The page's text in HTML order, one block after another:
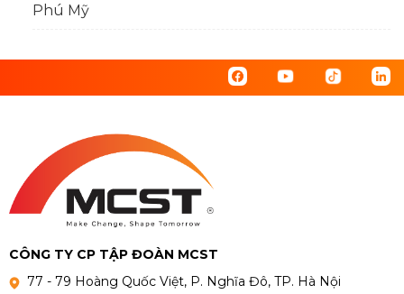
Phú Mỹ
CÔNG TY CP TẬP ĐOÀN MCST
77 - 79 Hoàng Quốc Việt, P. Nghĩa Đô, TP. Hà Nội